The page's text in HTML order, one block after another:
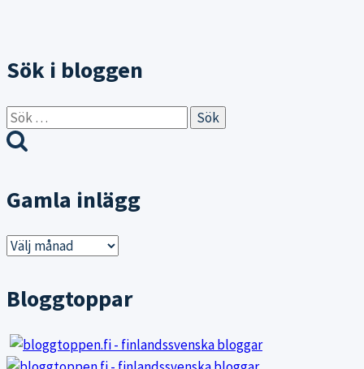
Sök i bloggen
Sök
efter:
Gamla inlägg
Gamla
Bloggtoppar